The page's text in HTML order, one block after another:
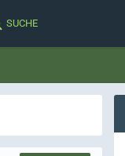
SUCHE